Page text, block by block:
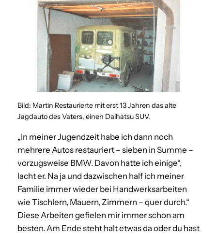
Bild: Martin Restaurierte mit erst 13 Jahren das alte
Jagdauto des Vaters, einen Daihatsu SUV.
„In meiner Jugendzeit habe ich dann noch
mehrere Autos restauriert – sieben in Summe –
vorzugsweise BMW. Davon hatte ich einige“,
lacht er. Na ja und dazwischen half ich meiner
Familie immer wieder bei Handwerksarbeiten
wie Tischlern, Mauern, Zimmern – quer durch.“
Diese Arbeiten gefielen mir immer schon am
besten. Am Ende steht halt etwas da oder du hast